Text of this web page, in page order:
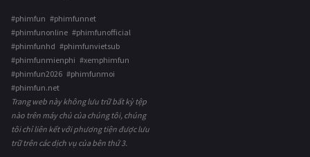
#phimfun #phimfunnet
#phimfunonline #phimfunofficial
#phimfunhd #phimfunvietsub
#phimfunmienphi #xemphimfun
#phimfun2026 #phimfunmoi
#phimfun.net
Trang web này không lưu trữ bất kỳ tệp
nào trên máy chủ của chúng tôi, chúng
tôi chỉ liên kết với phương tiện được lưu
trữ trên các dịch vụ của bên thứ 3.